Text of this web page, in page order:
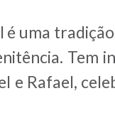
é uma
Tem
e Rafael,